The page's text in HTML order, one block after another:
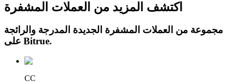
القروض
اكتشف المزيد من العملات المشفرة
مجموعة من العملات المشفرة الجديدة المدرجة والرائجة
Bitrue.
CC